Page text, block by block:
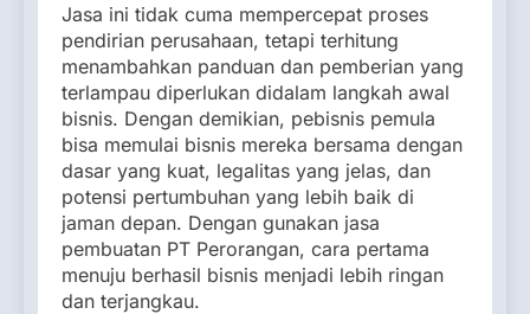
Jasa ini tidak cuma mempercepat proses
pendirian perusahaan, tetapi terhitung
menambahkan panduan dan pemberian yang
terlampau diperlukan didalam langkah awal
bisnis. Dengan demikian, pebisnis pemula
bisa memulai bisnis mereka bersama dengan
dasar yang kuat, legalitas yang jelas, dan
potensi pertumbuhan yang lebih baik di
jaman depan. Dengan gunakan jasa
pembuatan PT Perorangan, cara pertama
menuju berhasil bisnis menjadi lebih ringan
dan terjangkau.